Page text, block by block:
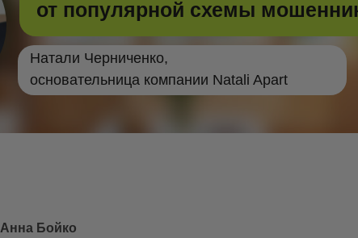
от популярной схемы
Натали Черниченко,
основательница компании Natali Apart
Анна Бойко